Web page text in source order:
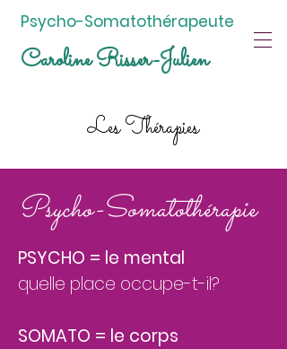
Psycho-Somatothérapeute
Caroline Risser-Julien
Les Thérapies
Psycho-Somatothérapie
PSYCHO = le mental
quelle place occupe-t-il?
SOMATO = le corps